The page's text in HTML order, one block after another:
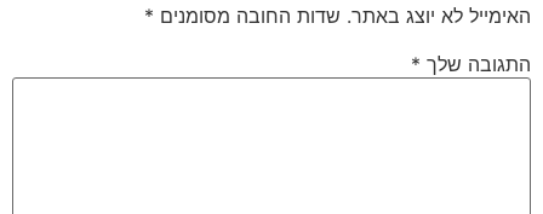
האימייל לא יוצג באתר. שדות החובה מסומנים *
התגובה שלך *